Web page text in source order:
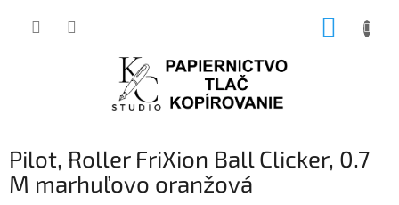
Pilot, Roller FriXion Ball Clicker, 0.7
M marhuľovo oranžová